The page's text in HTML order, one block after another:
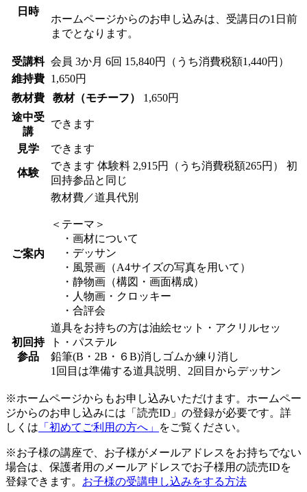
日時
ホームページからのお申し込みは、受講日の1日前
までとなります。
受講料 会員 3か月 6回 15,840円（うち消費税額1,440円）
維持費
1,650円
教材費
教材（モチーフ）
1,650円
途中受
講
できます
見学 できます
体験
できます 体験料 2,915円（うち消費税額265円） 初
回持参品と同じ
ご案内
教材費／道具代別
＜テーマ＞
・画材について
・デッサン
・風景画（A4サイズの写真を用いて）
・静物画（構図・画面構成）
・人物画・クロッキー
・合評会
初回持
参品
道具をお持ちの方は油絵セット・アクリルセッ
ト・パステル
鉛筆(B・2B・６B)消しゴムか練り消し
1回目は準備する道具説明、2回目からデッサン
※ホームページからもお申し込みいただけます。ホームペー
ジからのお申し込みには「読売ID」の登録が必要です。詳
しくは 「初めてご利用の方へ」 をご覧ください。
※お子様の講座で、お子様がメールアドレスをお持ちでない
場合は、保護者用のメールアドレスでお子様用の読売IDを
登録できます。 お子様の受講申し込みをする方法